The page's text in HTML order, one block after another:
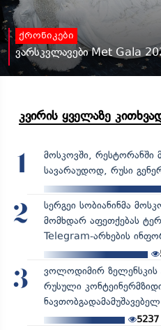
ქრონიკები
ვარსკვლავები Met Gala
კვირის ყველაზე
1
მოსკოვში, რესტორანში
სავარაუდოდ, რუსი
2
სერგეი სობიანინმა
მომხდარ აფეთქებას
Telegram-არხების
3
ვოლოდიმირ ზელენსკის
რუსული
5237